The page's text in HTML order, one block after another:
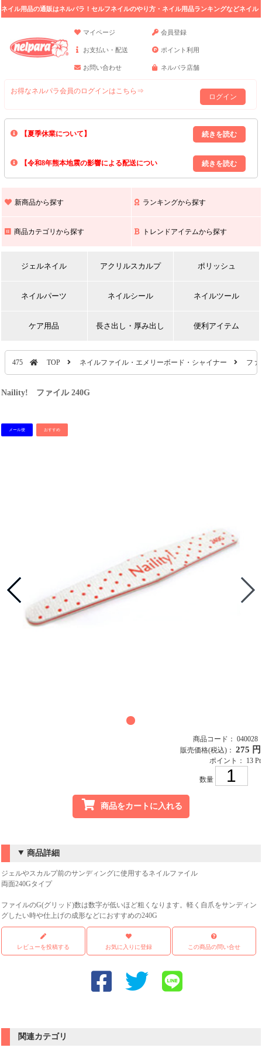
ネイル用品の通販はネルパラ！セルフネイルのやり方・ネイル用品ランキングなどネイル
マイページ
会員登録
お支払い・配送 ポイント利用
お問い合わせ ネルパラ店舗
お得なネルパラ会員のログインはこちら⇒
ログイン
【夏季休業について】
8/13(木)～8/16(日)の間｢出荷業務・お問い合わせ業務｣はお休みいたしま
上記期間中のご注文・お問い合わせは8/17(月)以降の対応となりますので
【令和8年熊本地震の影響による配送につい
また､ 九州全域でお荷物のお届けに遅延が生じております｡
新商品から探す ランキングから探す
商品カテゴリから探す トレンドアイテムから探す
ジェルネイル アクリルスカルプ ポリッシュ
ネイルパーツ ネイルシール ネイルツール
ケア用品 長さ出し・厚み出し 便利アイテム
475 TOP ネイルファイル・エメリーボード・シャイナー フ
Naility! ファイル 240G
メール便 おすすめ
商品コード： 040028
販売価格(税込)： 275 円
ポイント： 13 Pt
数量
商品をカートに入れる
商品詳細
ジェルやスカルプ前のサンディングに使用するネイルファイル
両面240Gタイプ
ファイルのG(グリッド)数は数字が低いほど粗くなります。軽く自爪をサンディン
グしたい時や仕上げの成形などにおすすめの240G
レビューを投稿する お気に入りに登録 この商品の問い合せ
関連カテゴリ